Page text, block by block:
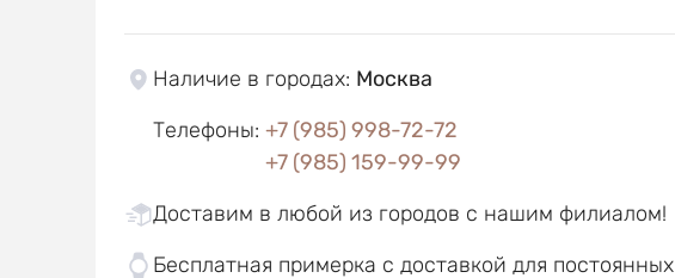
Наличие в городах: Москва
Телефоны: +7 (985) 998-72-72
+7 (985) 159-99-99
Доставим в любой из городов с нашим филиалом!
Бесплатная примерка с доставкой для постоянных